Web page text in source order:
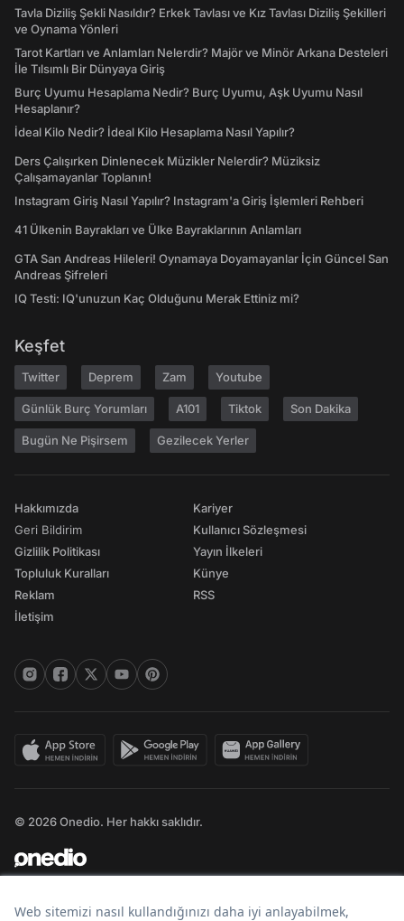
Tavla Diziliş Şekli Nasıldır? Erkek Tavlası ve Kız Tavlası Diziliş Şekilleri
ve Oynama Yönleri
Tarot Kartları ve Anlamları Nelerdir? Majör ve Minör Arkana Desteleri
İle Tılsımlı Bir Dünyaya Giriş
Burç Uyumu Hesaplama Nedir? Burç Uyumu, Aşk Uyumu Nasıl
Hesaplanır?
İdeal Kilo Nedir? İdeal Kilo Hesaplama Nasıl Yapılır?
Ders Çalışırken Dinlenecek Müzikler Nelerdir? Müziksiz
Çalışamayanlar Toplanın!
Instagram Giriş Nasıl Yapılır? Instagram'a Giriş İşlemleri Rehberi
41 Ülkenin Bayrakları ve Ülke Bayraklarının Anlamları
GTA San Andreas Hileleri! Oynamaya Doyamayanlar İçin Güncel San
Andreas Şifreleri
IQ Testi: IQ'unuzun Kaç Olduğunu Merak Ettiniz mi?
Keşfet
Twitter Deprem Zam Youtube
Günlük Burç Yorumları A101 Tiktok Son Dakika
Bugün Ne Pişirsem Gezilecek Yerler
Hakkımızda
Geri Bildirim
Gizlilik Politikası
Topluluk Kuralları
Reklam
İletişim
Kariyer
Kullanıcı Sözleşmesi
Yayın İlkeleri
Künye
RSS
© 2026 Onedio. Her hakkı saklıdır.